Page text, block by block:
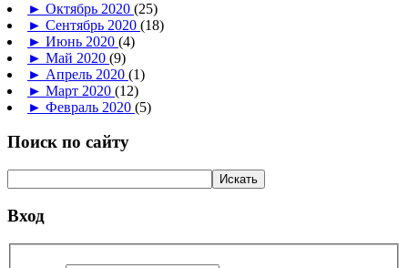
► Октябрь 2020 (25)
► Сентябрь 2020 (18)
► Июнь 2020 (4)
► Май 2020 (9)
► Апрель 2020 (1)
► Март 2020 (12)
► Февраль 2020 (5)
Поиск по сайту
Вход